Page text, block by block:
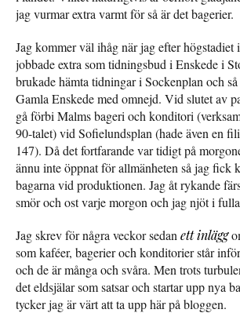
jag vurmar extra varmt för så är det bagerier.
Jag kommer väl ihåg när jag efter högstadiet
jobbade extra som tidningsbud i Enskede i
brukade hämta tidningar i Sockenplan och
Gamla Enskede med omnejd. Vid slutet av
gå förbi Malms bageri och konditori
90-talet) vid Sofielundsplan (hade även en
147). Då det fortfarande var tidigt på
ännu inte öppnat för allmänheten så jag fick
bagarna vid produktionen. Jag åt rykande
smör och ost varje morgon och jag njöt i
Jag skrev för några veckor sedan ett inlägg
som kaféer, bagerier och konditorier står
och de är många och svåra. Men trots
det eldsjälar som satsar och startar upp nya
tycker jag är värt att ta upp här på bloggen.